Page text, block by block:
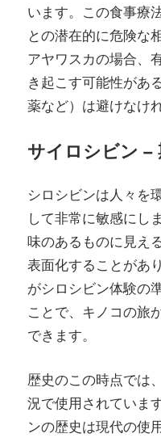
います。この食事療
との潜在的に危険な
アヤワスカの場合、
き起こす可能性があ
薬など）は避けなけ
サイロシビン –
シロシビンは人々を
して非常に敏感にし
味のあるものに見え
表面化することがあ
がシロシビン体験の
ことで、キノコの旅
できます。
歴史のこの時点では
況で使用されていま
ンの歴史は現代の使